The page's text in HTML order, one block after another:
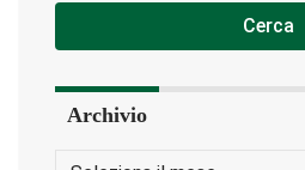
Cerca
Archivio